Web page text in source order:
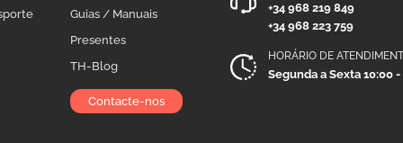
Guias / Manuais
Presentes
TH-Blog
Contacte-nos
+34 968 219 849
+34 968 223 759
HORÁRIO DE
Segunda a Sexta 10:00 -